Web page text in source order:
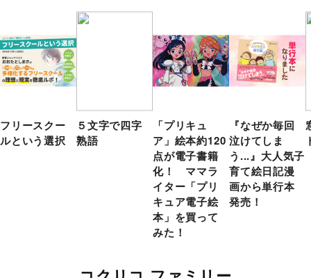
フリースクー
ルという選択
５文字で四字
熟語
「プリキュ
ア」絵本約120
点が電子書籍
化！ ママラ
イター「プリ
キュア電子絵
本」を買って
みた！
『なぜか毎回
泣けてしま
う...』大人気子
育て絵日記漫
画から単行本
発売！